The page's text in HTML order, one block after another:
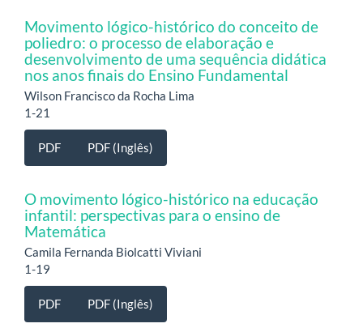
Movimento lógico-histórico do conceito de
poliedro: o processo de elaboração e
desenvolvimento de uma sequência didática
nos anos finais do Ensino Fundamental
Wilson Francisco da Rocha Lima
1-21
PDF PDF (Inglês)
O movimento lógico-histórico na educação
infantil: perspectivas para o ensino de
Matemática
Camila Fernanda Biolcatti Viviani
1-19
PDF PDF (Inglês)